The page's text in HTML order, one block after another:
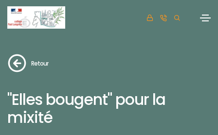
Retour
"Elles bougent" pour la
mixité